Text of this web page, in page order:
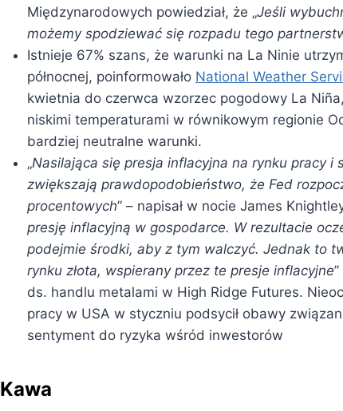
Międzynarodowych powiedział, że „Jeśli
możemy spodziewać się rozpadu tego
Istnieje 67% szans, że warunki na La Ninie
północnej, poinformowało National Weather
kwietnia do czerwca wzorzec pogodowy La
niskimi temperaturami w równikowym regionie
bardziej neutralne warunki.
„Nasilająca się presja inflacyjna na rynku pracy
zwiększają prawdopodobieństwo, że Fed
procentowych” – napisał w nocie James
presję inflacyjną w gospodarce. W rezultacie
podejmie środki, aby z tym walczyć. Jednak to
rynku złota, wspierany przez te presje inflacyjne
ds. handlu metalami w High Ridge Futures.
pracy w USA w styczniu podsycił obawy
sentyment do ryzyka wśród inwestorów
Kawa